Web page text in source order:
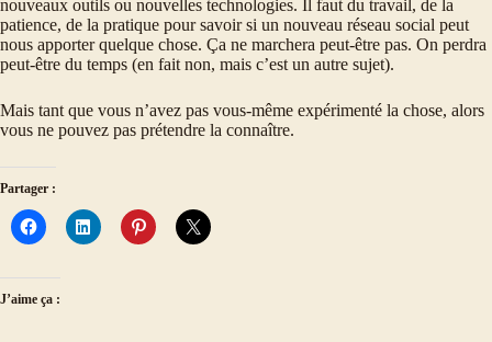
nouveaux outils ou nouvelles technologies. Il faut du travail, de la
patience, de la pratique pour savoir si un nouveau réseau social peut
nous apporter quelque chose. Ça ne marchera peut-être pas. On perdra
peut-être du temps (en fait non, mais c’est un autre sujet).
Mais tant que vous n’avez pas vous-même expérimenté la chose, alors
vous ne pouvez pas prétendre la connaître.
Partager :
J’aime ça :